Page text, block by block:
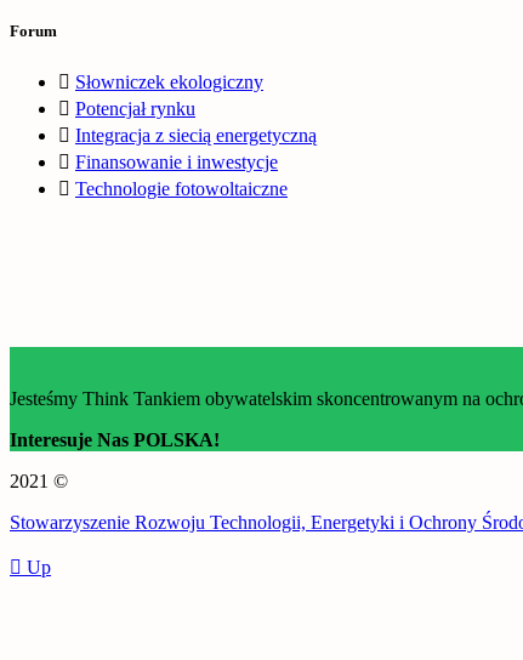
Forum
Słowniczek ekologiczny
Potencjał rynku
Integracja z siecią energetyczną
Finansowanie i inwestycje
Technologie fotowoltaiczne
Jesteśmy Think Tankiem obywatelskim skoncentrowanym na
Interesuje Nas POLSKA!
2021 ©
Stowarzyszenie Rozwoju Technologii, Energetyki i Ochrony
Up